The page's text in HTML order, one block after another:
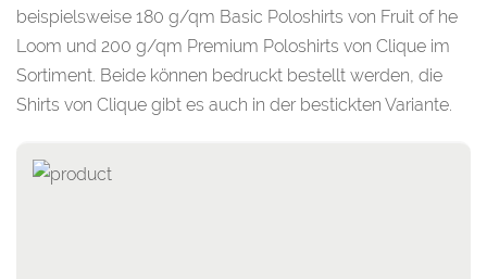
beispielsweise 180 g/qm Basic Poloshirts von Fruit of he
Loom und 200 g/qm Premium Poloshirts von Clique im
Sortiment. Beide können bedruckt bestellt werden, die
Shirts von Clique gibt es auch in der bestickten Variante.